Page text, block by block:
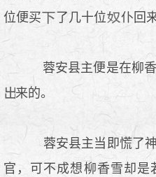
位便买
了几十位 仆回来
蓉安县主便是在柳
来的。
蓉安县主当即慌了
官，可不成想柳香雪却